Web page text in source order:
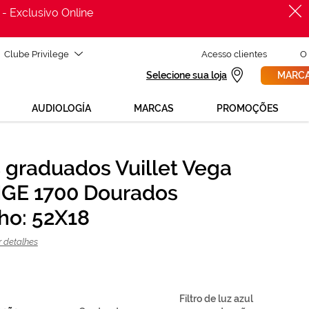
Exclusivo Online
Clube Privilege Acesso clientes O
Selecione sua loja
AUDIOLOGÍA MARCAS PROMOÇÕES
Precisas de ajuda para mudar os teus óculos?
Liga para nós GRÁTIS no número 800 114 297
ou solicita umaREVISAO DA VISTA
graduados Vuillet Vega
1700 Dourados
52X18
detalhes
Filtro de luz azul